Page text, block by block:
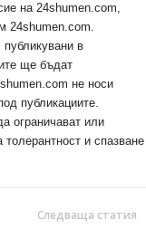
на 24shumen.com,
24shumen.com.
в
ще бъдат
не носи
публикациите.
ограничават или
и спазване
Следваща статия